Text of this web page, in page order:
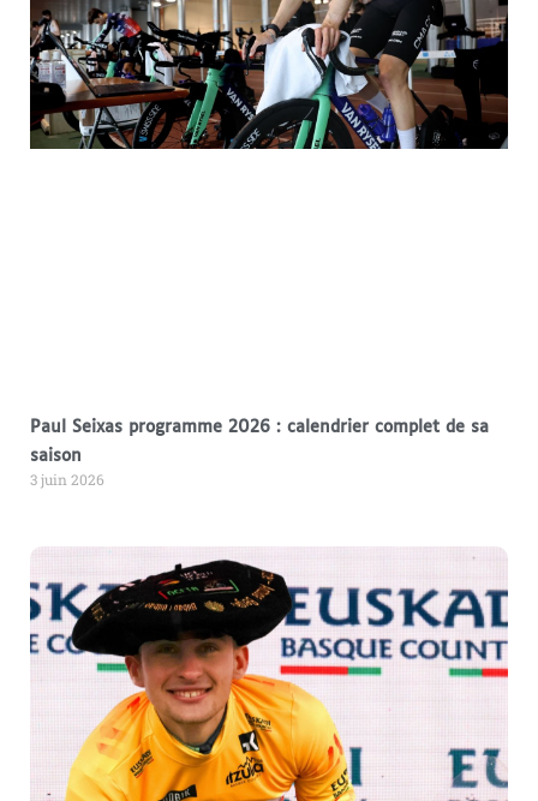
Paul Seixas programme 2026 : calendrier complet de sa
saison
3 juin 2026